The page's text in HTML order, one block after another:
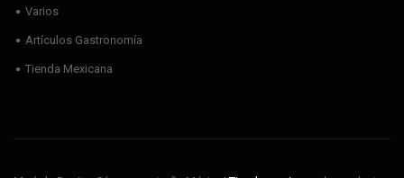
Varios
Artículos Gastronomía
Tienda Mexicana